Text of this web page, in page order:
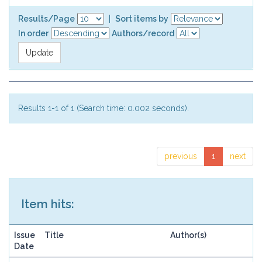
Results/Page
Sort items by
In order
Authors/record
Results 1-1 of 1 (Search time: 0.002 seconds).
previous 1 next
Item hits:
Issue
Date
Title Author(s)